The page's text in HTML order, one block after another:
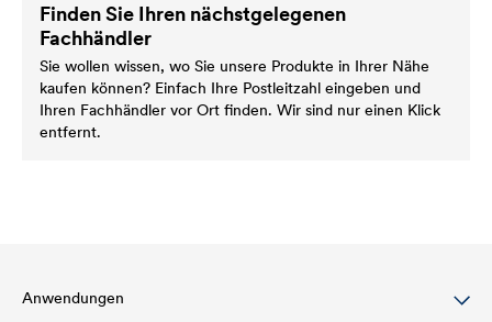
Finden Sie Ihren nächstgelegenen
Fachhändler
Sie wollen wissen, wo Sie unsere Produkte in Ihrer Nähe
kaufen können? Einfach Ihre Postleitzahl eingeben und
Ihren Fachhändler vor Ort finden. Wir sind nur einen Klick
entfernt.
Anwendungen